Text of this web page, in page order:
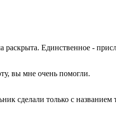
раскрыта. Единственное -
вы мне очень помогли.
сделали только с